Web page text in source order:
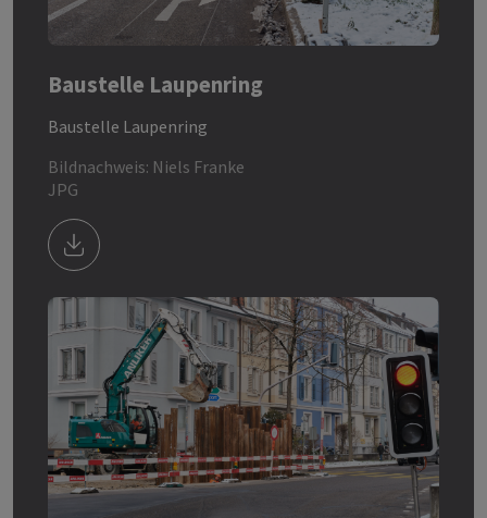
Baustelle Laupenring
Baustelle Laupenring
Bildnachweis: Niels Franke
JPG
Download Bild/Datei Baustelle Laupenring 1